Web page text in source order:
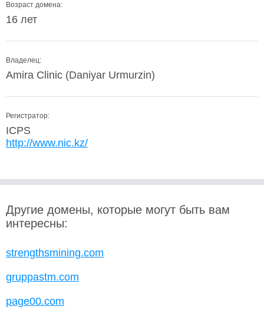
Возраст домена:
16 лет
Владелец:
Amira Clinic (Daniyar Urmurzin)
Регистратор:
ICPS
http://www.nic.kz/
Другие домены, которые могут быть вам
интересны:
strengthsmining.com
gruppastm.com
page00.com